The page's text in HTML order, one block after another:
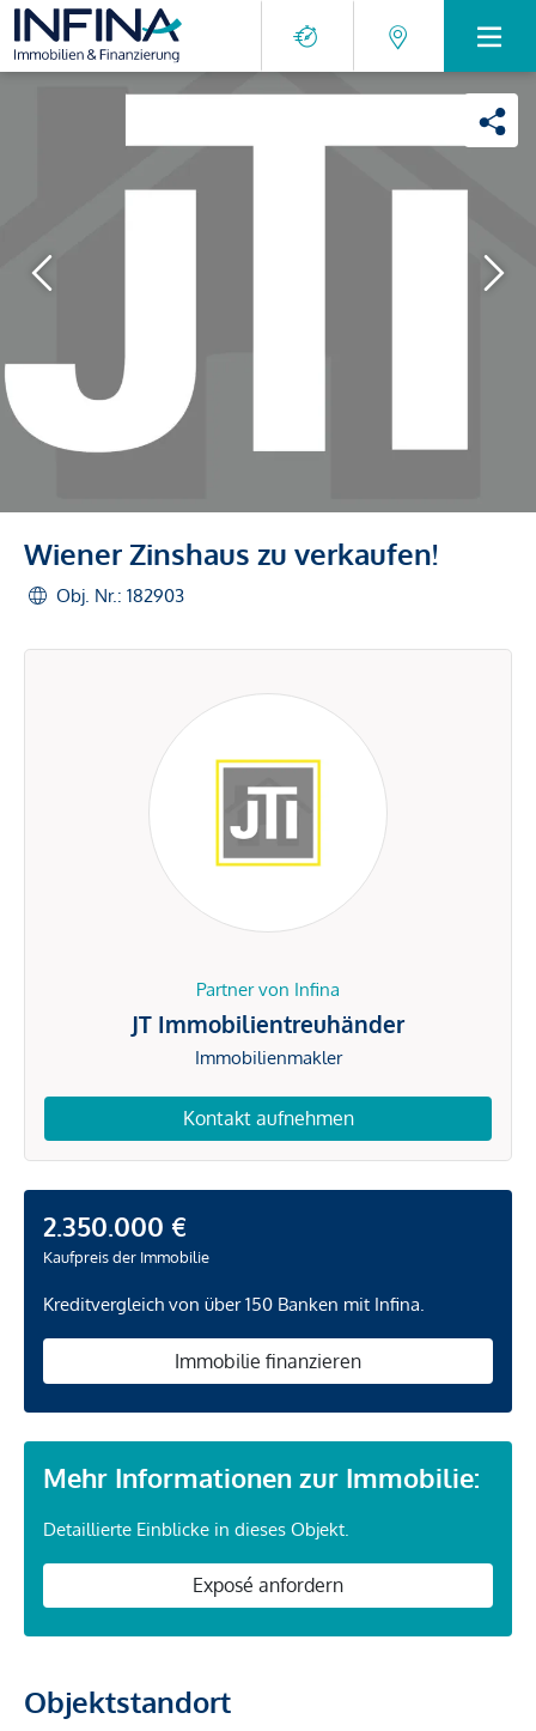
Wiener Zinshaus zu verkaufen!
Obj. Nr.: 182903
Partner von Infina
JT Immobilientreuhänder
Immobilienmakler
Kontakt aufnehmen
2.350.000 €
Kaufpreis der Immobilie
Kreditvergleich von über 150 Banken mit Infina.
Immobilie finanzieren
Mehr Informationen zur Immobilie:
Detaillierte Einblicke in dieses Objekt.
Exposé anfordern
Objektstandort